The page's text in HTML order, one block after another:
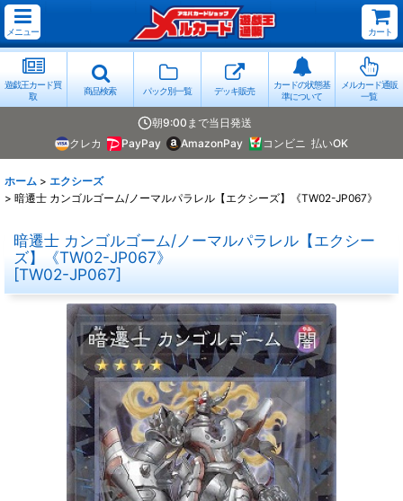
メニュー カート
遊戯王カード買
取
商品検索 パック別一覧 デッキ販売
カードの状態基
準について
メルカード通販
一覧
朝9:00まで当日発送
クレカ
PayPay AmazonPay コンビニ 払いOK
ホーム > エクシーズ
> 暗遷士 カンゴルゴーム/ノーマルパラレル【エクシーズ】《TW02-JP067》
暗遷士 カンゴルゴーム/ノーマルパラレル【エクシー
ズ】《TW02-JP067》
[TW02-JP067]